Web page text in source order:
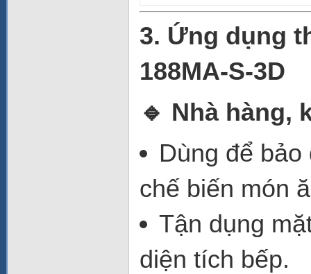
3. Ứng dụng
188MA-S-3D
🔹 Nhà hàng,
Dùng để
chế biến món
Tận dụng
diện tích bếp.